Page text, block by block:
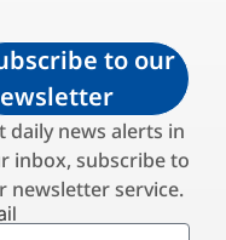
to our
daily news alerts in
inbox, subscribe to
newsletter service.